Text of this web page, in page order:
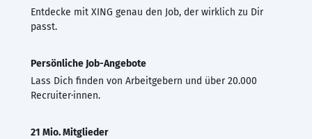
Entdecke mit XING genau den Job, der wirklich zu Dir
passt.
Persönliche Job-Angebote
Lass Dich finden von Arbeitgebern und über 20.000
Recruiter·innen.
21 Mio. Mitglieder